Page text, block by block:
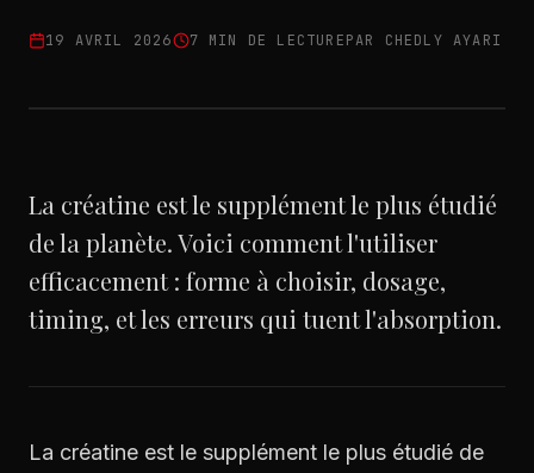
19 AVRIL 2026 7 MIN DE LECTUREPAR CHEDLY AYARI
La créatine est le supplément le plus étudié
de la planète. Voici comment l'utiliser
efficacement : forme à choisir, dosage,
timing, et les erreurs qui tuent l'absorption.
La créatine est le supplément le plus étudié de